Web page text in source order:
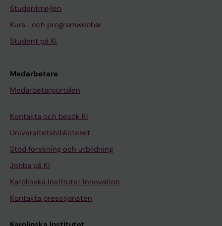
Studentmejlen
Kurs- och programwebbar
Student på KI
Medarbetare
Medarbetarportalen
Kontakta och besök KI
Universitetsbiblioteket
Stöd forskning och utbildning
Jobba på KI
Karolinska Institutet Innovation
Kontakta presstjänsten